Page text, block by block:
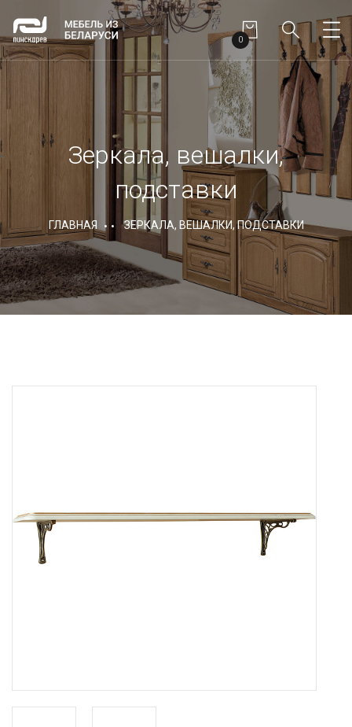
0
Зеркала, вешалки,
подставки
ГЛАВНАЯ ЗЕРКАЛА, ВЕШАЛКИ, ПОДСТАВКИ